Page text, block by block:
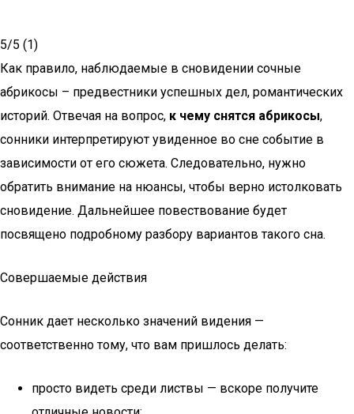
5/5 (1)
Как правило, наблюдаемые в сновидении сочные
абрикосы – предвестники успешных дел, романтических
историй. Отвечая на вопрос, к чему снятся абрикосы,
сонники интерпретируют увиденное во сне событие в
зависимости от его сюжета. Следовательно, нужно
обратить внимание на нюансы, чтобы верно истолковать
сновидение. Дальнейшее повествование будет
посвящено подробному разбору вариантов такого сна.
Совершаемые действия
Сонник дает несколько значений видения —
соответственно тому, что вам пришлось делать:
просто видеть среди листвы — вскоре получите